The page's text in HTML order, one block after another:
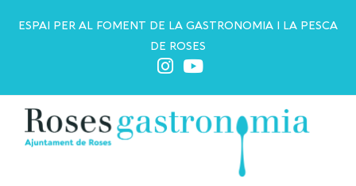
ESPAI PER AL FOMENT DE LA GASTRONOMIA I LA PESCA
DE ROSES